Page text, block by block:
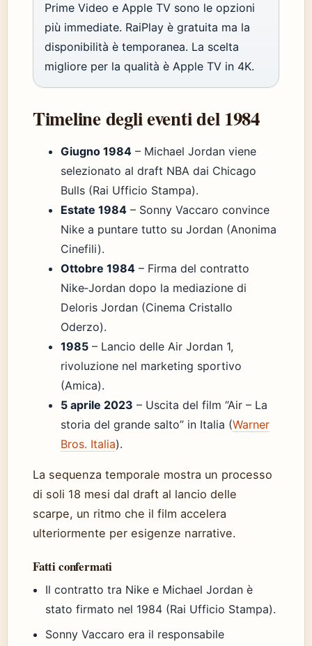
Prime Video e Apple TV sono le opzioni
più immediate. RaiPlay è gratuita ma la
disponibilità è temporanea. La scelta
migliore per la qualità è Apple TV in 4K.
Timeline degli eventi del 1984
Giugno 1984 – Michael Jordan viene
selezionato al draft NBA dai Chicago
Bulls (Rai Ufficio Stampa).
Estate 1984 – Sonny Vaccaro convince
Nike a puntare tutto su Jordan (Anonima
Cinefili).
Ottobre 1984 – Firma del contratto
Nike‑Jordan dopo la mediazione di
Deloris Jordan (Cinema Cristallo
Oderzo).
1985 – Lancio delle Air Jordan 1,
rivoluzione nel marketing sportivo
(Amica).
5 aprile 2023 – Uscita del film “Air – La
storia del grande salto” in Italia (Warner
Bros. Italia).
La sequenza temporale mostra un processo
di soli 18 mesi dal draft al lancio delle
scarpe, un ritmo che il film accelera
ulteriormente per esigenze narrative.
Fatti confermati
Il contratto tra Nike e Michael Jordan è
stato firmato nel 1984 (Rai Ufficio Stampa).
Sonny Vaccaro era il responsabile